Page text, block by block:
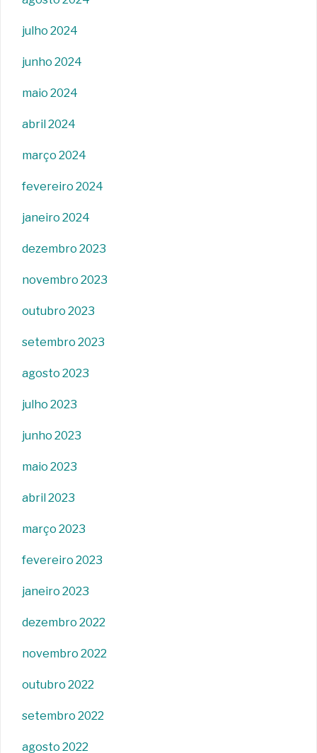
julho 2024
junho 2024
maio 2024
abril 2024
março 2024
fevereiro 2024
janeiro 2024
dezembro 2023
novembro 2023
outubro 2023
setembro 2023
agosto 2023
julho 2023
junho 2023
maio 2023
abril 2023
março 2023
fevereiro 2023
janeiro 2023
dezembro 2022
novembro 2022
outubro 2022
setembro 2022
agosto 2022